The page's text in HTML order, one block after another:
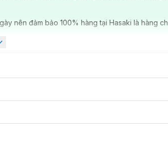
nên đảm bảo 100% hàng tại Hasaki là hàng